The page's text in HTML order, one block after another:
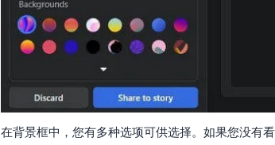
在背景框中，您有多种选项可供选择。如果您没有